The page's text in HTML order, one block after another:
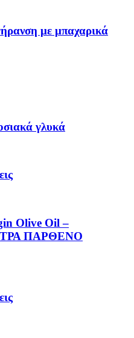
με μπαχαρικά
γλυκά
Olive Oil –
ΠΑΡΘΕΝΟ